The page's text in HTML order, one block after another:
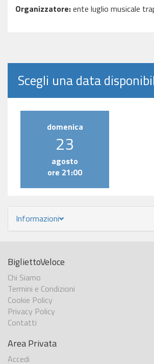
Organizzatore:ente luglio musicale
Scegli una data
domenica
23
agosto
ore 21:00
Informazioni
BigliettoVeloce
Chi Siamo
Termini e Condizioni
Cookie Policy
Privacy Policy
Contatti
Area Privata
Accedi